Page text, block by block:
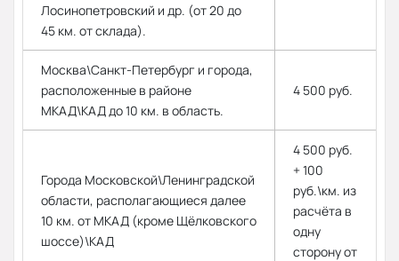
Лосинопетровский и др. (от 20 до
45 км. от склада).
Москва\Санкт-Петербург и города,
расположенные в районе
МКАД\КАД до 10 км. в область.
4 500 руб.
Города Московской\Ленинградской
области, располагающиеся далее
10 км. от МКАД (кроме Щёлковского
шоссе)\КАД
4 500 руб.
+ 100
руб.\км. из
расчёта в
одну
сторону от